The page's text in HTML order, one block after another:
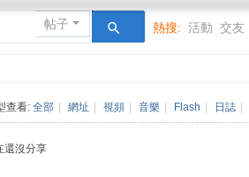
相冊 英文版官網（English）
帖子 熱搜: 活動 交友
查看: 全部 網址 視頻 音樂 Flash 日誌
還沒分享